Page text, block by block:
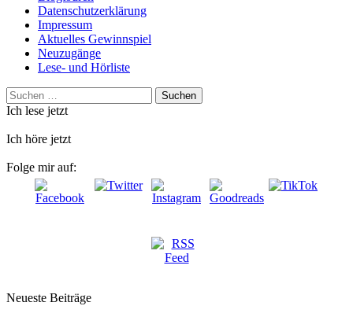
Datenschutzerklärung
Impressum
Aktuelles Gewinnspiel
Neuzugänge
Lese- und Hörliste
Suchen
nach:
Ich lese jetzt
Ich höre jetzt
Folge mir auf:
Neueste Beiträge